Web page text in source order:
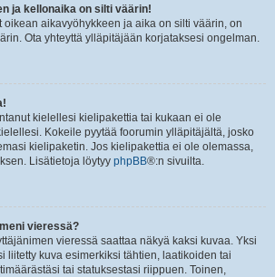
ja kellonaika on silti väärin!
oikean aikavyöhykkeen ja aika on silti väärin, on
Ota yhteyttä ylläpitäjään korjataksesi ongelman.
kielellesi kielipakettia tai kukaan ei ole
Kokeile pyytää foorumin ylläpitäjältä, josko
kielipaketin. Jos kielipakettia ei ole olemassa,
Lisätietoja löytyy phpBB®:n sivuilta.
vieressä?
vieressä saattaa näkyä kaksi kuvaa. Yksi
liitetty kuva esimerkiksi tähtien, laatikoiden tai
tai statuksestasi riippuen. Toinen,